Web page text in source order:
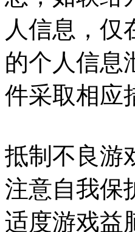
人信息，仅
的个人信息
件采取相应
抵制不良游
注意自我保
适度游戏益